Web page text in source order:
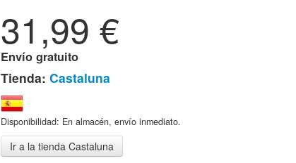
31,99 €
Envío gratuito
Tienda: Castaluna
Disponibilidad: En almacén, envío inmediato.
Ir a la tienda Castaluna